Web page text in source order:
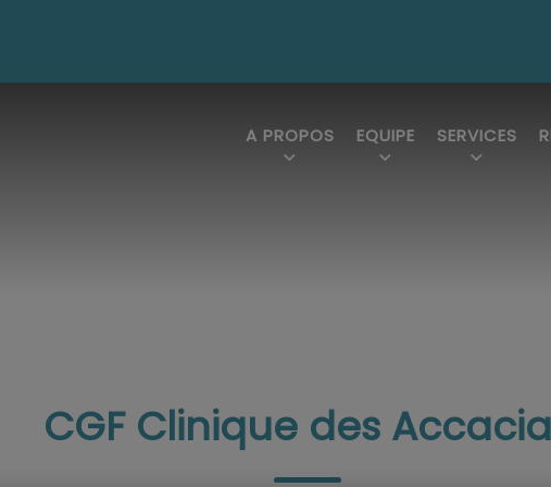
A PROPOS EQUIPE SERVICES
CGF Clinique des